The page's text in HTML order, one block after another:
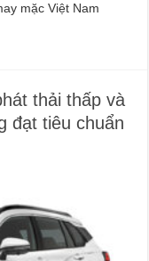
mặc Việt Nam
thải thấp và
đạt tiêu chuẩn